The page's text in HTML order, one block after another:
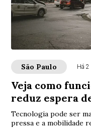
São Paulo Há 2
Veja como
reduz espera
Tecnologia pode ser
pressa e a mobilidade